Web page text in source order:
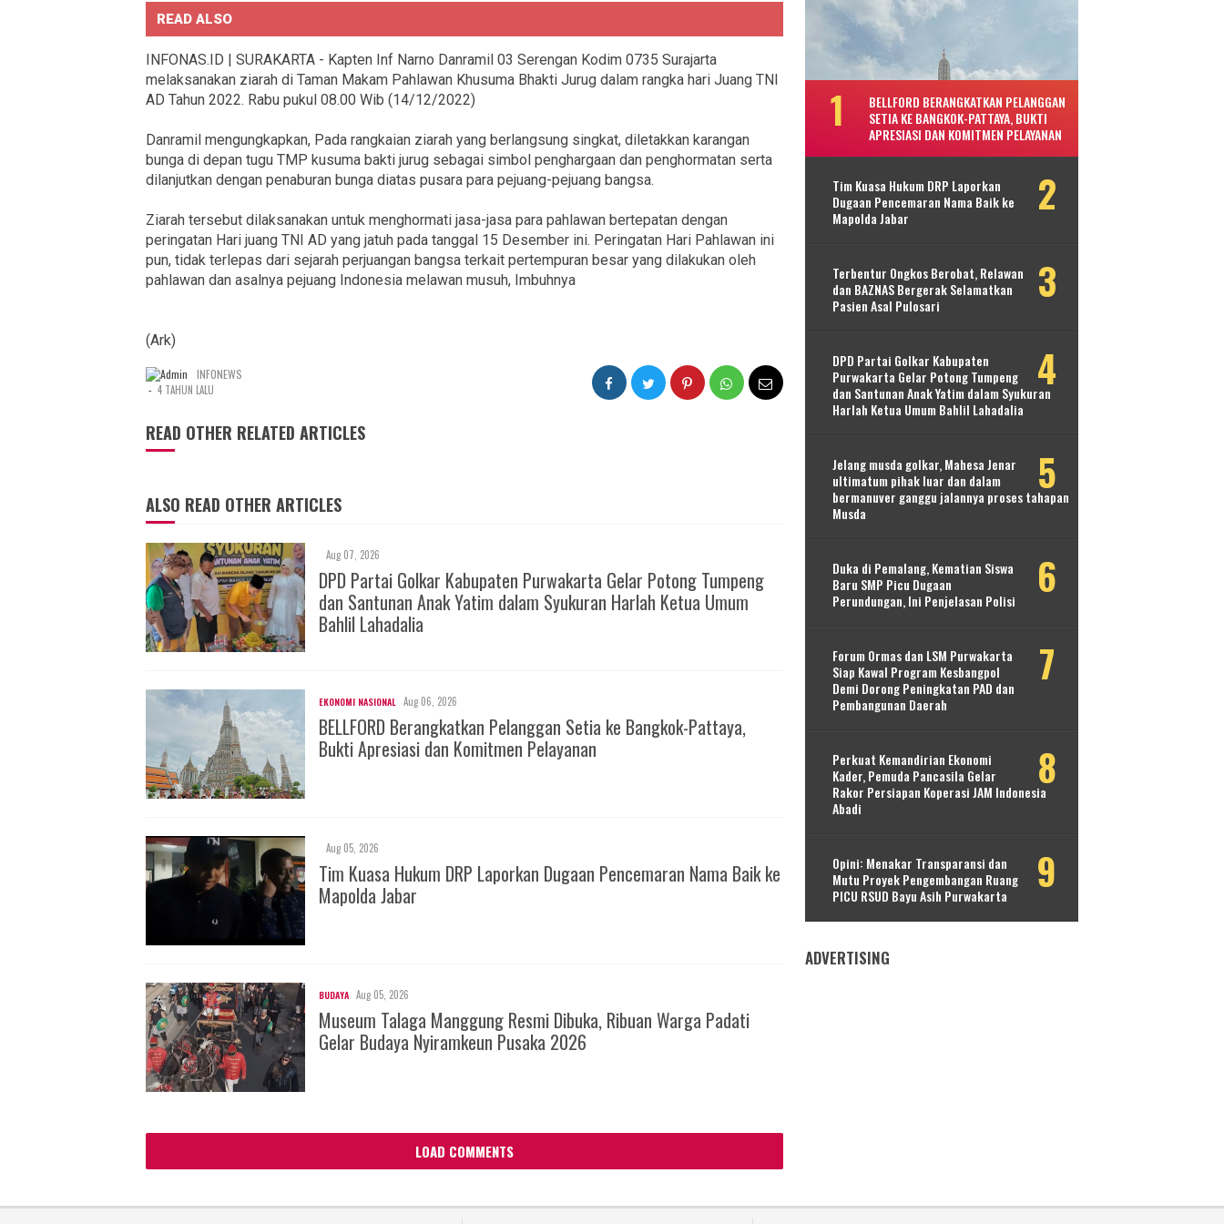
READ ALSO
INFONAS.ID | SURAKARTA - Kapten Inf Narno Danramil 03 Serengan Kodim 0735 Surajarta
melaksanakan ziarah di Taman Makam Pahlawan Khusuma Bhakti Jurug dalam rangka hari Juang TNI
AD Tahun 2022. Rabu pukul 08.00 Wib (14/12/2022)
Danramil mengungkapkan, Pada rangkaian ziarah yang berlangsung singkat, diletakkan karangan
bunga di depan tugu TMP kusuma bakti jurug sebagai simbol penghargaan dan penghormatan serta
dilanjutkan dengan penaburan bunga diatas pusara para pejuang-pejuang bangsa.
Ziarah tersebut dilaksanakan untuk menghormati jasa-jasa para pahlawan bertepatan dengan
peringatan Hari juang TNI AD yang jatuh pada tanggal 15 Desember ini. Peringatan Hari Pahlawan ini
pun, tidak terlepas dari sejarah perjuangan bangsa terkait pertempuran besar yang dilakukan oleh
pahlawan dan asalnya pejuang Indonesia melawan musuh, Imbuhnya
(Ark)
INFONEWS
- 4 TAHUN LALU
READ OTHER RELATED ARTICLES
ALSO READ OTHER ARTICLES
Aug 07, 2026
DPD Partai Golkar Kabupaten Purwakarta Gelar Potong Tumpeng
dan Santunan Anak Yatim dalam Syukuran Harlah Ketua Umum
Bahlil Lahadalia
EKONOMI NASIONAL Aug 06, 2026
BELLFORD Berangkatkan Pelanggan Setia ke Bangkok-Pattaya,
Bukti Apresiasi dan Komitmen Pelayanan
Aug 05, 2026
Tim Kuasa Hukum DRP Laporkan Dugaan Pencemaran Nama Baik ke
Mapolda Jabar
BUDAYA Aug 05, 2026
Museum Talaga Manggung Resmi Dibuka, Ribuan Warga Padati
Gelar Budaya Nyiramkeun Pusaka 2026
LOAD COMMENTS
BELLFORD BERANGKATKAN PELANGGAN
SETIA KE BANGKOK-PATTAYA, BUKTI
APRESIASI DAN KOMITMEN PELAYANAN
Tim Kuasa Hukum DRP Laporkan
Dugaan Pencemaran Nama Baik ke
Mapolda Jabar
Terbentur Ongkos Berobat, Relawan
dan BAZNAS Bergerak Selamatkan
Pasien Asal Pulosari
DPD Partai Golkar Kabupaten
Purwakarta Gelar Potong Tumpeng
dan Santunan Anak Yatim dalam Syukuran
Harlah Ketua Umum Bahlil Lahadalia
Jelang musda golkar, Mahesa Jenar
ultimatum pihak luar dan dalam
bermanuver ganggu jalannya proses tahapan
Musda
Duka di Pemalang, Kematian Siswa
Baru SMP Picu Dugaan
Perundungan, Ini Penjelasan Polisi
Forum Ormas dan LSM Purwakarta
Siap Kawal Program Kesbangpol
Demi Dorong Peningkatan PAD dan
Pembangunan Daerah
Perkuat Kemandirian Ekonomi
Kader, Pemuda Pancasila Gelar
Rakor Persiapan Koperasi JAM Indonesia
Abadi
Opini: Menakar Transparansi dan
Mutu Proyek Pengembangan Ruang
PICU RSUD Bayu Asih Purwakarta
ADVERTISING